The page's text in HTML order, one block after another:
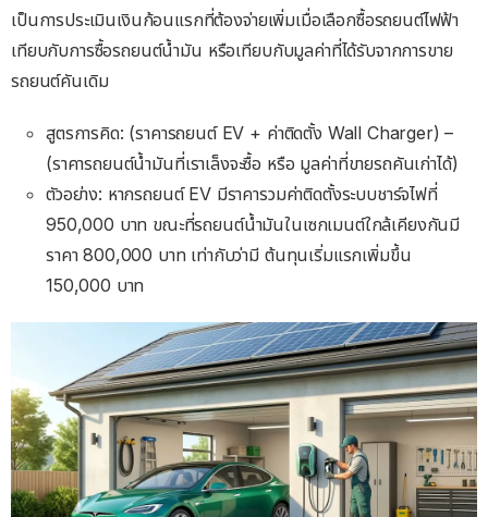
เป็นการประเมินเงินก้อนแรกที่ต้องจ่ายเพิ่มเมื่อเลือกซื้อรถยนต์ไฟฟ้า
เทียบกับการซื้อรถยนต์น้ำมัน หรือเทียบกับมูลค่าที่ได้รับจากการขาย
รถยนต์คันเดิม
สูตรการคิด: (ราคารถยนต์ EV + ค่าติดตั้ง Wall Charger) –
(ราคารถยนต์น้ำมันที่เราเล็งจะซื้อ หรือ มูลค่าที่ขายรถคันเก่าได้)
ตัวอย่าง: หากรถยนต์ EV มีราคารวมค่าติดตั้งระบบชาร์จไฟที่
950,000 บาท ขณะที่รถยนต์น้ำมันในเซกเมนต์ใกล้เคียงกันมี
ราคา 800,000 บาท เท่ากับว่ามี ต้นทุนเริ่มแรกเพิ่มขึ้น
150,000 บาท